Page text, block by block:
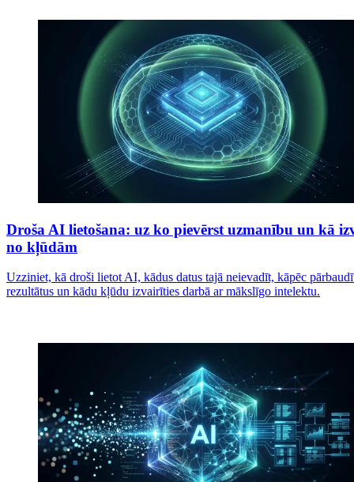
Droša AI lietošana: uz ko pievērst uzmanību un kā
no kļūdām
Uzziniet, kā droši lietot AI, kādus datus tajā neievadīt, kāpēc
rezultātus un kādu kļūdu izvairīties darbā ar mākslīgo intelektu.